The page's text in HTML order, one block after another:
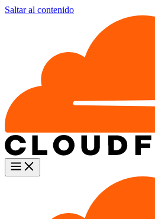
Saltar al contenido